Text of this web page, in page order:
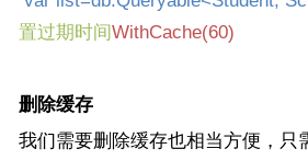
置过期时间WithCache(60)
删除缓存
我们需要删除缓存也相当方便，